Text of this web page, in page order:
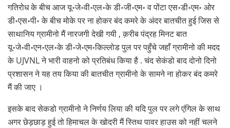
गतिरोध के बीच आज यू॰जे॰वी॰एल॰के डी॰जी॰एम॰ व पोंटा एस॰डी॰एम॰ ओर
डी॰एस॰पी॰ के बीच मोके पर ना होकर बंद कमरे के अंदर बातचीत हुई जिस से
साथानिय ग्रामीनो मैं नारजगी देखी गयी , क़रीब पंद्रह मिनट बात
यू॰जे॰वी॰एन॰एल॰के डी॰जे॰एम॰किल्लोड पुल पर पहुँचे जहाँ ग्रामीनो की मदद
के UJVNL ने भारी वाहनो को प्रतिबंध किया है . चंद सेकंडो बाद दोनो दिनो
प्रशासन ने यह तय किया की बातचीत ग्रामीनो के सामने ना होकर बंद कमरे
मैं की जाए ।
इसके बाद सेकडो ग्रामीनो ने निर्णय लिया की यदि पुल पर लगे एंगिल के साथ
अगर छेड़छाड़ हुई तो हिमाचल के खोदरी मैं स्तिथ पावर हाउस को नहीं चलने